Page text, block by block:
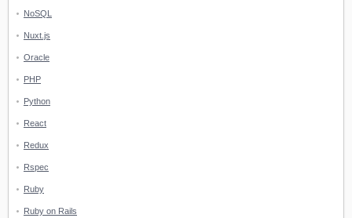
NoSQL
Nuxt.js
Oracle
PHP
Python
React
Redux
Rspec
Ruby
Ruby on Rails